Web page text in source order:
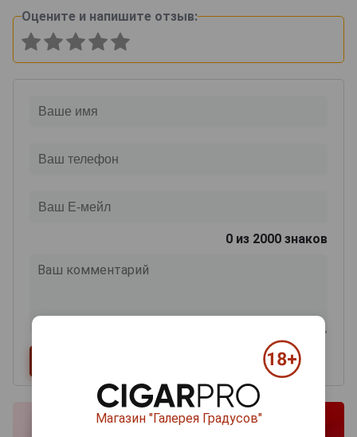
Оцените и напишите отзыв:
0 из 2000 знаков
Магазин "Галерея Градусов"